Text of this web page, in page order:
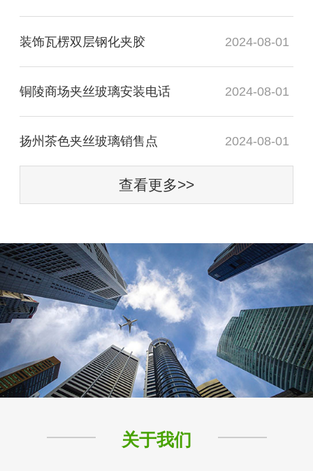
装饰瓦楞双层钢化夹胶 2024-08-01
铜陵商场夹丝玻璃安装电话 2024-08-01
扬州茶色夹丝玻璃销售点 2024-08-01
查看更多>>
关于我们